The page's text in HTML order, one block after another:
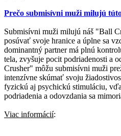
Prečo submisívni muži milujú
Submisívni muži milujú náš "Ball
posúvať svoje hranice a úplne sa
dominantný partner má plnú
tela, zvyšuje pocit podriadenosti a
Crusher" môžu submisívni muži
intenzívne skúmať svoju
fyzickú aj psychickú stimuláciu,
podriadenia a odovzdania sa
Viac informácií: